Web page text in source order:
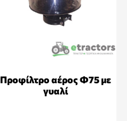
Προφίλτρο αέρος Φ75 με
γυαλί